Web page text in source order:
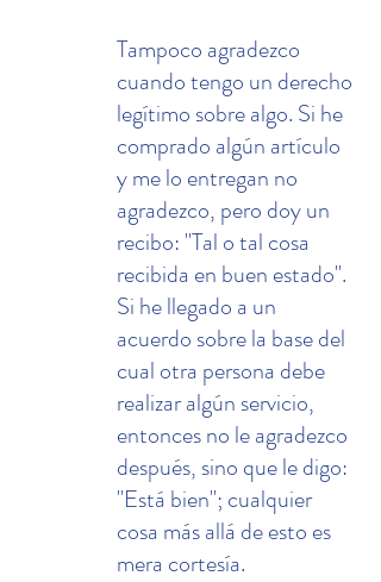
Tampoco agradezco
cuando tengo un derecho
legítimo sobre algo. Si he
comprado algún artículo
y me lo entregan no
agradezco, pero doy un
recibo: "Tal o tal cosa
recibida en buen estado".
Si he llegado a un
acuerdo sobre la base del
cual otra persona debe
realizar algún servicio,
entonces no le agradezco
después, sino que le digo:
"Está bien"; cualquier
cosa más allá de esto es
mera cortesía.